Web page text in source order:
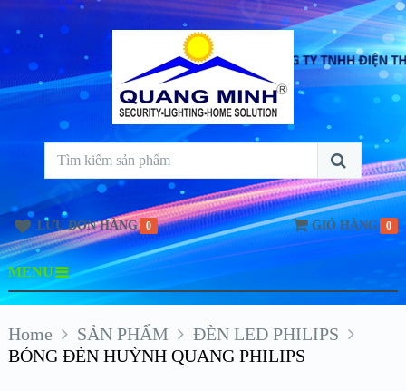
LƯU ĐƠN HÀNG 0 GIỎ HÀNG 0
MENU
Home SẢN PHẨM
ĐÈN LED PHILIPS
BÓNG ĐÈN HUỲNH QUANG PHILIPS